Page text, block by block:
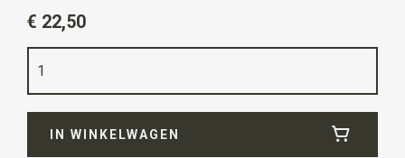
koraalrood / beige
Kwaliteit
Lengteca. 146 cm
€ 22,50
IN WINKELWAGEN